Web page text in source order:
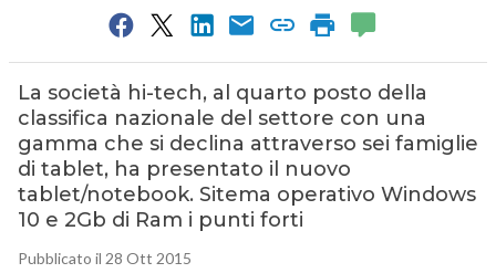
La società hi-tech, al quarto posto della
classifica nazionale del settore con una
gamma che si declina attraverso sei famiglie
di tablet, ha presentato il nuovo
tablet/notebook. Sitema operativo Windows
10 e 2Gb di Ram i punti forti
Pubblicato il 28 Ott 2015